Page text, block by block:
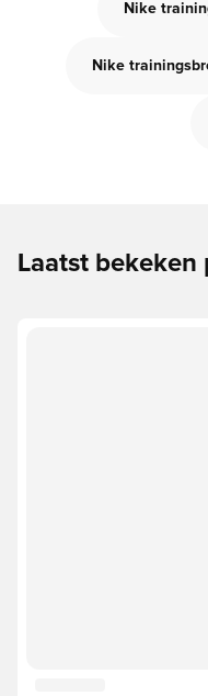
Nike
Nike
Laatst bekeken